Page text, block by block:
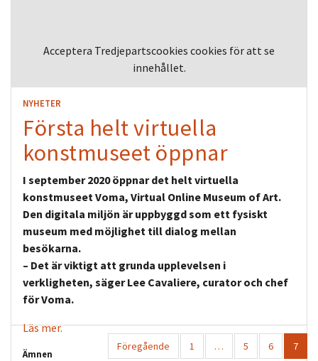
Acceptera Tredjepartscookies cookies för att se
innehållet.
NYHETER
Första helt virtuella
konstmuseet öppnar
I september 2020 öppnar det helt virtuella
konstmuseet Voma, Virtual Online Museum of Art.
Den digitala miljön är uppbyggd som ett fysiskt
museum med möjlighet till dialog mellan
besökarna.
– Det är viktigt att grunda upplevelsen i
verkligheten, säger Lee Cavaliere, curator och chef
för Voma.
Läs mer.
Ämnen
Föregående 1 … 5 6 7